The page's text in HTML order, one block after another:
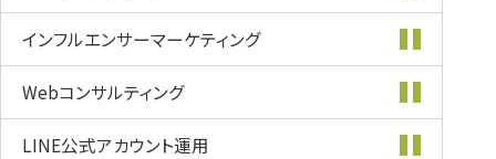
インフルエンサーマーケティング
Webコンサルティング
LINE公式アカウント運用